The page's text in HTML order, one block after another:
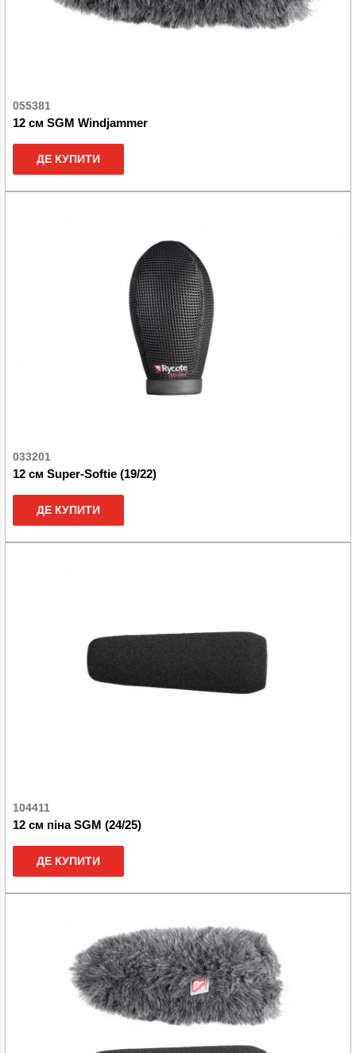
055381
12 см SGM Windjammer
ДЕ КУПИТИ
033201
12 см Super-Softie (19/22)
ДЕ КУПИТИ
104411
12 см піна SGM (24/25)
ДЕ КУПИТИ